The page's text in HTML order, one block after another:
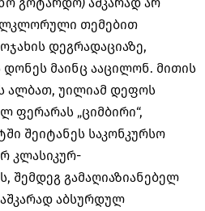
თემებით
დეგრადაციაზე,
მაინც ააცილონ. მითის
ალბათ, უილიამ დეფოს
ფერარას „ციმბირი“,
შეიტანეს საკონკურსო
კლასიკურ-
შემდეგ გამაღიაზიანებელ
აბსურდულ